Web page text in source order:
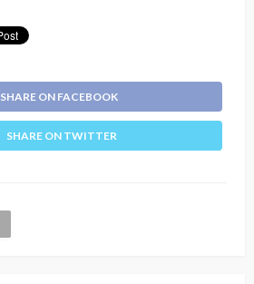
SHARE ON FACEBOOK
SHARE ON TWITTER